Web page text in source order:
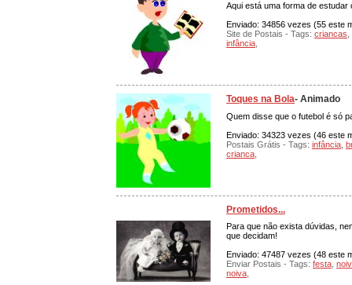
Aqui está uma forma de estudar
Enviado: 34856 vezes (55 este
Site de Postais - Tags: criancas
infância
Toques na Bola- Animado
Quem disse que o futebol é só
Enviado: 34323 vezes (46 este
Postais Grátis - Tags: infância
crianca
Prometidos...
Para que não exista dúvidas,
que decidam!
Enviado: 47487 vezes (48 este
Enviar Postais - Tags: festa
noiva